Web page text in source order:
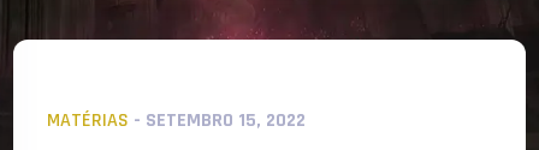
MATÉRIAS - SETEMBRO 15, 2022